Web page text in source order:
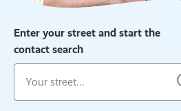
Enter your street and start the
contact search